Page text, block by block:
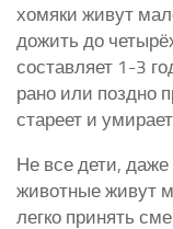
хомяки живут
дожить до
составляет 1-3
рано или поздно
стареет и умирает.
Не все дети,
животные живут
легко принять